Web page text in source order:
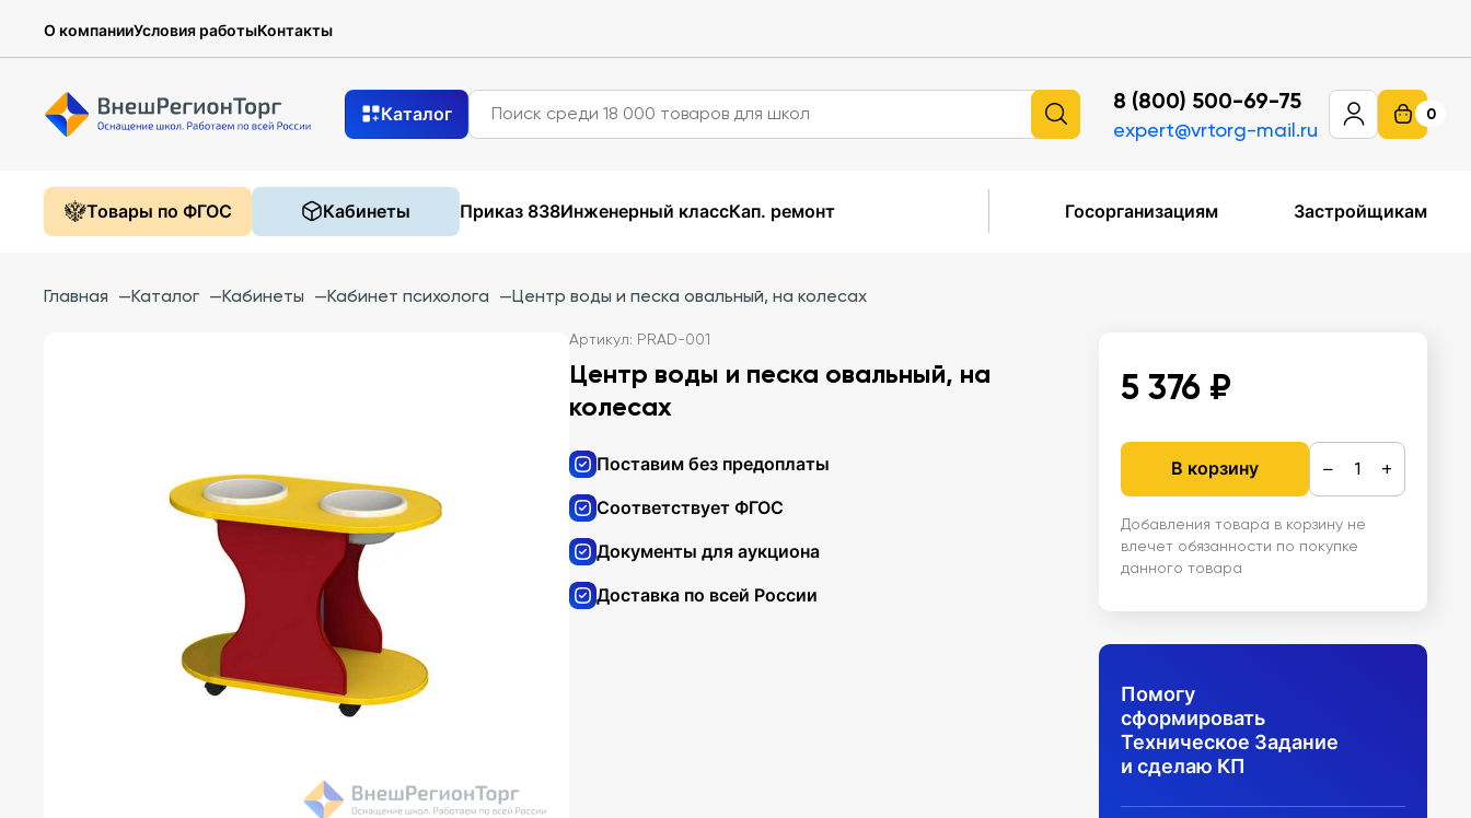
О компанииУсловия работыКонтакты
Каталог 8 (800) 500-69-75
expert@vrtorg-mail.ru
0
Товары по ФГОС Кабинеты Приказ 838Инженерный классКап. ремонт Госорганизациям Застройщикам
Главная —Каталог —Кабинеты —Кабинет психолога —Центр воды и песка овальный, на колесах
Артикул: PRAD-001
Центр воды и песка овальный, на
колесах
Поставим без предоплаты
Соответствует ФГОС
Документы для аукциона
Доставка по всей России
5 376 ₽
В корзину − +
Добавления товара в корзину не
влечет обязанности по покупке
данного товара
Помогу
сформировать
Техническое Задание
и сделаю КП